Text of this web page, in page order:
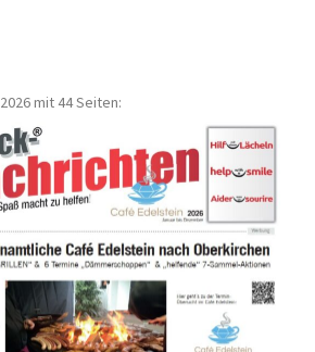
mit 44 Seiten: